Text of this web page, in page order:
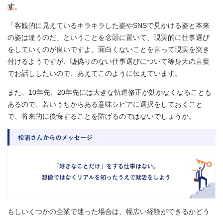
す。
「客観的に見えているキラキラした姿やSNSで見かける姿と本来
の姿は違うのだ」ということを念頭に置いて、現実的に仕事選び
をしていくのが良いですよ。面白くないことを言って現実を突き
付けるようですが、嘘偽りのない仕事選びについて等身大の言葉
でお話ししたいので、あえてこのように伝えています。
また、10年先、20年先には大きな軌道修正が効かなくなることも
あるので、若いうちからある意味シビアに選択をしておくこと
で、将来的に後悔することを防げるのではないでしょうか。
もしいくつかの企業で迷った場合は、幅広い経験ができるかどう